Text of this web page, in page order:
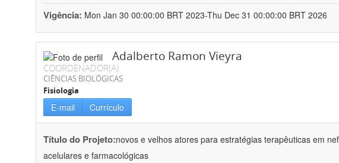
Vigência: Mon Jan 30 00:00:00 BRT 2023-Thu Dec 31 00:00:00 BRT 2026
Adalberto Ramon Vieyra
COORDENADOR(A)
CIÊNCIAS BIOLÓGICAS
Fisiologia
E-mail Currículo
Título do Projeto:novos e velhos atores para estratégias terapêuticas em
acelulares e farmacológicas